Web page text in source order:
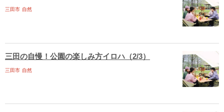
三田市 自然
三田の自慢！公園の楽しみ方イロハ（2/3）
三田市 自然